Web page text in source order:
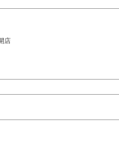
店